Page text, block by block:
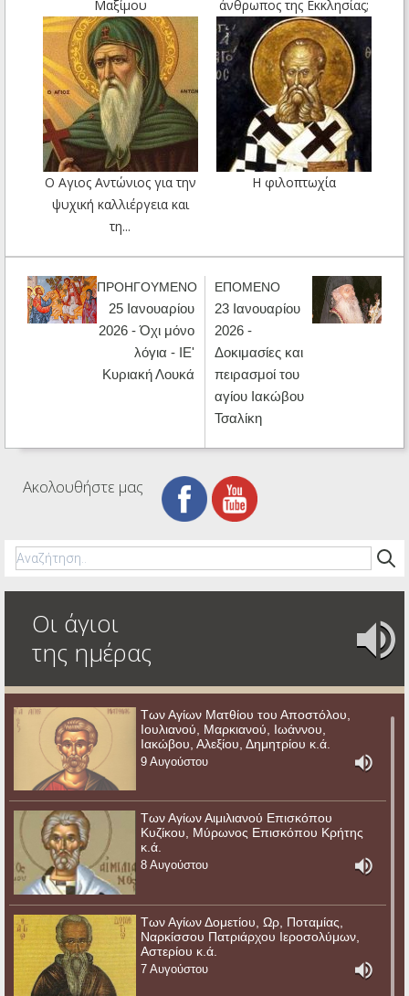
Μαξίμου άνθρωπος της Εκκλησίας;
Ο Aγιος Αντώνιος για την
ψυχική καλλιέργεια και
τη...
Η φιλοπτωχία
ΠΡΟΗΓΟΥΜΕΝΟ
25 Ιανουαρίου
2026 - Όχι μόνο
λόγια - ΙΕ'
Κυριακή Λουκά
ΕΠΟΜΕΝΟ
23 Ιανουαρίου
2026 -
Δοκιμασίες και
πειρασμοί του
αγίου Ιακώβου
Τσαλίκη
Ακολουθήστε μας
Οι άγιοι
της ημέρας
Των Αγίων Ματθίου του Αποστόλου,
Ιουλιανού, Μαρκιανού, Ιωάννου,
Ιακώβου, Αλεξίου, Δημητρίου κ.ά.
9 Αυγούστου
Των Αγίων Αιμιλιανού Επισκόπου
Κυζίκου, Μύρωνος Επισκόπου Κρήτης
κ.ά.
8 Αυγούστου
Των Αγίων Δομετίου, Ωρ, Ποταμίας,
Ναρκίσσου Πατριάρχου Ιεροσολύμων,
Αστερίου κ.ά.
7 Αυγούστου